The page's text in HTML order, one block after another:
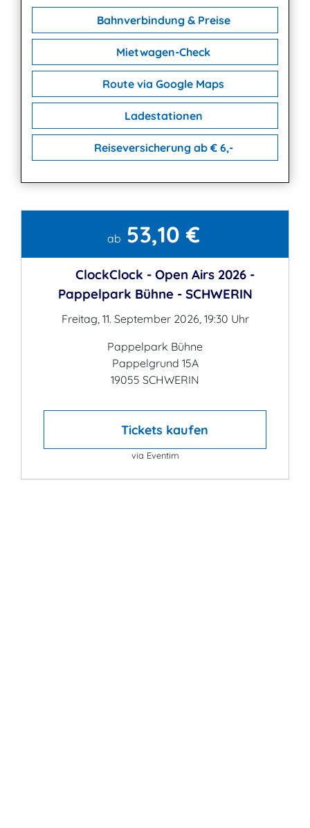
Bahnverbindung & Preise
Mietwagen-Check
Route via Google Maps
Ladestationen
Reiseversicherung ab € 6,-
ab 53,10 €
ClockClock - Open Airs 2026 -
Pappelpark Bühne - SCHWERIN
Freitag, 11. September 2026, 19:30 Uhr
Pappelpark Bühne
Pappelgrund 15A
19055 SCHWERIN
Tickets kaufen
via Eventim